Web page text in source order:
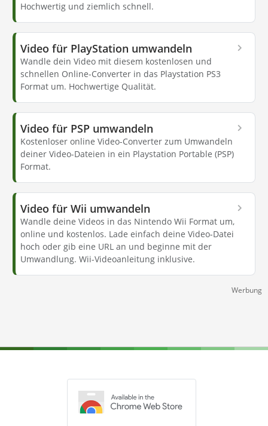
Hochwertig und ziemlich schnell.
Video für PlayStation umwandeln
Wandle dein Video mit diesem kostenlosen und
schnellen Online-Converter in das Playstation PS3
Format um. Hochwertige Qualität.
Video für PSP umwandeln
Kostenloser online Video-Converter zum Umwandeln
deiner Video-Dateien in ein Playstation Portable (PSP)
Format.
Video für Wii umwandeln
Wandle deine Videos in das Nintendo Wii Format um,
online und kostenlos. Lade einfach deine Video-Datei
hoch oder gib eine URL an und beginne mit der
Umwandlung. Wii-Videoanleitung inklusive.
Werbung